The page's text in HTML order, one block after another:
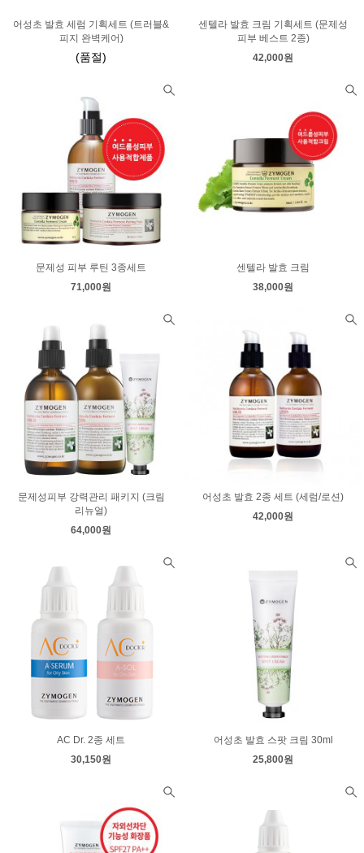
어성초 발효 세럼 기획세트 (트러블&
피지 완벽케어)
(품절)
센텔라 발효 크림 기획세트 (문제성
피부 베스트 2종)
42,000원
문제성 피부 루틴 3종세트
71,000원
센텔라 발효 크림
38,000원
문제성피부 강력관리 패키지 (크림
리뉴얼)
64,000원
어성초 발효 2종 세트 (세럼/로션)
42,000원
AC Dr. 2종 세트
30,150원
어성초 발효 스팟 크림 30ml
25,800원